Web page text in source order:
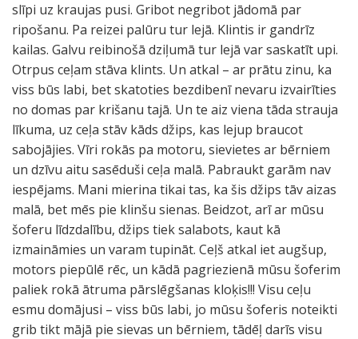
slīpi uz kraujas pusi. Gribot negribot jādomā par
ripošanu. Pa reizei palūru tur lejā. Klintis ir gandrīz
kailas. Galvu reibinošā dziļumā tur lejā var saskatīt upi.
Otrpus ceļam stāva klints. Un atkal – ar prātu zinu, ka
viss būs labi, bet skatoties bezdibenī nevaru izvairīties
no domas par krišanu tajā. Un te aiz viena tāda strauja
līkuma, uz ceļa stāv kāds džips, kas lejup braucot
sabojājies. Vīri rokās pa motoru, sievietes ar bērniem
un dzīvu aitu sasēduši ceļa malā. Pabraukt garām nav
iespējams. Mani mierina tikai tas, ka šis džips tāv aizas
malā, bet mēs pie klinšu sienas. Beidzot, arī ar mūsu
šoferu līdzdalību, džips tiek salabots, kaut kā
izmaināmies un varam tupināt. Ceļš atkal iet augšup,
motors piepūlē rēc, un kādā pagriezienā mūsu šoferim
paliek rokā ātruma pārslēgšanas kloķis!!! Visu ceļu
esmu domājusi – viss būs labi, jo mūsu šoferis noteikti
grib tikt mājā pie sievas un bērniem, tādēļ darīs visu